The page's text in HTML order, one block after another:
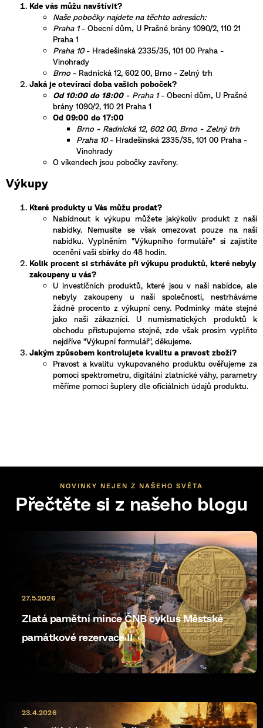
Kde vás můžu navštívit?
Naše pobočky najdete na těchto adresách:
Praha 1- Obecní dům, U Prašné brány 1090/2, 110 21
Praha 1
Praha 10- Hradešínská 2335/35, 101 00 Praha -
Vinohrady
Brno- Radnická 12, 602 00, Brno - Zelný trh
Jaká je otevírací doba vašich poboček?
Od 10:00 do 18:00- Praha 1- Obecní dům, U Prašné
brány 1090/2, 110 21 Praha 1
Od 09:00 do 17:00
Brno - Radnická 12, 602 00, Brno - Zelný trh
Praha 10- Hradešínská 2335/35, 101 00 Praha -
Vinohrady
O víkendech jsou pobočky zavřeny.
Výkupy
Které produkty u Vás můžu prodat?
Nabídnout k výkupu můžete jakýkoliv produkt z naší
nabídky. Nemusíte se však omezovat pouze na naši
nabídku. Vyplněním "Výkupního formuláře" si zajistíte
ocenění vaší sbírky do 48 hodin.
Kolik procent si strháváte při výkupu produktů, které nebyly
zakoupeny u vás?
U investičních produktů, které jsou v naší nabídce, ale
nebyly zakoupeny u naší společnosti, nestrháváme
žádné procento z výkupní ceny. Podmínky máte stejné
jako naši zákazníci. U numismatických produktů k
obchodu přistupujeme stejně, zde však prosím vyplňte
nejdříve "Výkupní formulář", děkujeme.
Jakým způsobem kontrolujete kvalitu a pravost zboží?
Pravost a kvalitu vykupovaného produktu ověřujeme za
pomoci spektrometru, digitální zlatnické váhy, parametry
měříme pomocí šuplery dle oficiálních údajů produktu.
NOVINKY NEJEN Z NAŠEHO SVĚTA
Přečtěte si z našeho blogu
Zlatá pamětní mince ČNB cyklus Městské
památkové rezervace II
27.5.2026
10.5.2026
23.4.2026